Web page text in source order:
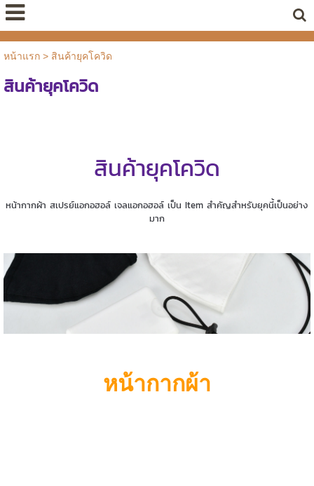
หน้าแรก> สินค้ายุคโควิด
สินค้ายุคโควิด
สินค้ายุคโควิด
หน้ากากผ้า สเปรย์แอกอฮอล์ เจลแอกอฮอล์ เป็น Item สำคัญสำหรับยุคนี้เป็นอย่าง
มาก
หน้ากากผ้า